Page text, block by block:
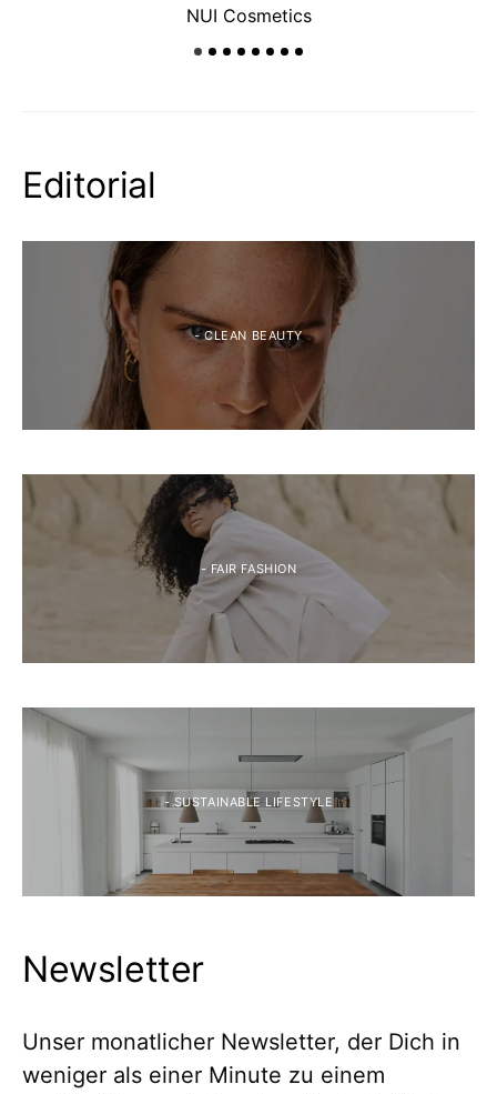
NUI Cosmetics
Editorial
- CLEAN BEAUTY
- FAIR FASHION
- SUSTAINABLE LIFESTYLE
Newsletter
Unser monatlicher Newsletter, der Dich in
weniger als einer Minute zu einem